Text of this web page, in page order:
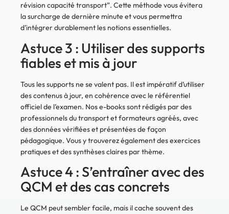
révision capacité transport”. Cette méthode vous évitera
la surcharge de dernière minute et vous permettra
d’intégrer durablement les notions essentielles.
Astuce 3 : Utiliser des supports
fiables et mis à jour
Tous les supports ne se valent pas. Il est impératif d’utiliser
des contenus à jour, en cohérence avec le référentiel
officiel de l’examen. Nos e-books sont rédigés par des
professionnels du transport et formateurs agréés, avec
des données vérifiées et présentées de façon
pédagogique. Vous y trouverez également des exercices
pratiques et des synthèses claires par thème.
Astuce 4 : S’entraîner avec des
QCM et des cas concrets
Le QCM peut sembler facile, mais il cache souvent des